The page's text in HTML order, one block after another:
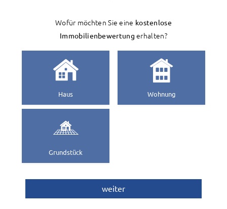
Wofür möchten Sie eine kostenlose
Immobilienbewertung erhalten?
Haus Wohnung
Grundstück
weiter